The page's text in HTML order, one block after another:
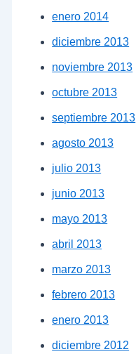
enero 2014
diciembre 2013
noviembre 2013
octubre 2013
septiembre 2013
agosto 2013
julio 2013
junio 2013
mayo 2013
abril 2013
marzo 2013
febrero 2013
enero 2013
diciembre 2012